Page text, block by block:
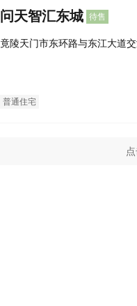
问天智汇东城 待售
竟陵天门市东环路与东江大道
普通住宅